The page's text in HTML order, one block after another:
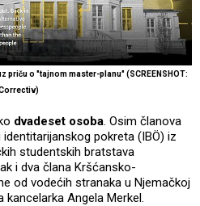
o "tajnom master-planu" (SCREENSHOT:
dvadeset osoba . Osim članova
pokreta (IBÖ) iz
studentskih bratstava
i dva člana Kršćansko-
od vodećih stranaka u Njemačkoj
Angela Merkel.